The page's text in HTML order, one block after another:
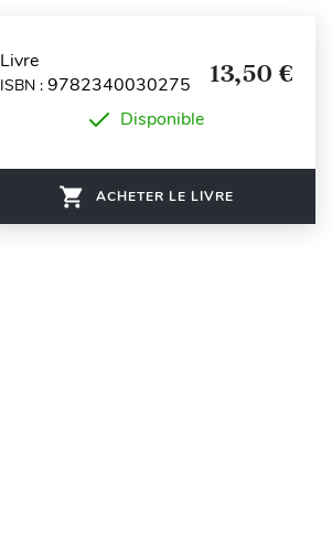
Livre
ISBN : 9782340030275 13,50 €
Disponible
ACHETER LE LIVRE